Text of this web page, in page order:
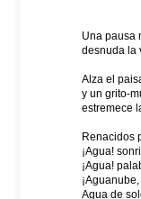
Una pausa
desnuda la
Alza el
y un grito-
estremece
Renacidos
¡Agua!
¡Agua!
Agua de